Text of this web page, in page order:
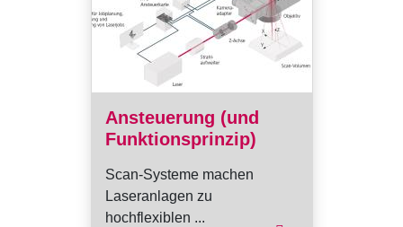
Ansteuerung (und
Funktionsprinzip)
Scan-Systeme machen
Laseranlagen zu
hochflexiblen ...